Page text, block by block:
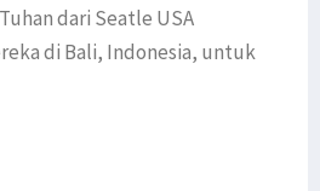
dari Seatle USA
di Bali, Indonesia, untuk